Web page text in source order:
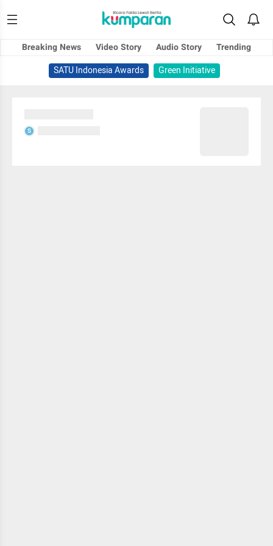
Breaking News Video Story Audio Story
Trending
SATU Indonesia Awards
Green Initiative
S